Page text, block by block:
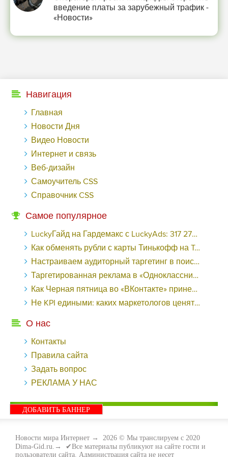
введение платы за зарубежный трафик -
«Новости»
Навигация
Главная
Новости Дня
Видео Новости
Интернет и связь
Веб-дизайн
Самоучитель CSS
Справочник CSS
Самое популярное
LuckyГайд на Гардемакс с LuckyAds: 317 279 рублей за 10 дней - «Надо знать»
Как обменять рубли с карты Тинькофф на Tether ERC20 (USDT)?
Настраиваем аудиторный таргетинг в поисковой кампании Google Ads - «Заработок»
Таргетированная реклама в «Одноклассниках»: как ее настроить и нужно ли - «Заработок»
Как Черная пятница во «ВКонтакте» принесла магазину подарков 221 продажу по цене 38 рублей - «Заработок»
Не KPI едиными: каких маркетологов ценят - «Заработок»
О нас
Контакты
Правила сайта
Задать вопрос
РЕКЛАМА У НАС
ДОБАВИТЬ БАННЕР
Новости мира Интернет → 2026 © Мы транслируем с 2020
Dima-Gid.ru.→ ✔Все материалы публикуют на сайте гости и
пользователи сайта. Администрация сайта не несет